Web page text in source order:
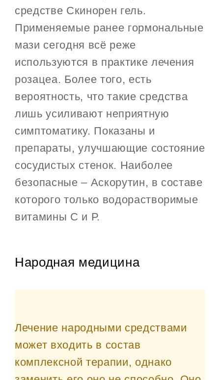
средстве Скинорен гель.
Применяемые ранее гормональные
мази сегодня всё реже
используются в практике лечения
розацеа. Более того, есть
вероятность, что такие средства
лишь усиливают неприятную
симптоматику. Показаны и
препараты, улучшающие состояние
сосудистых стенок. Наиболее
безопасные – Аскорутин, в составе
которого только водорастворимые
витамины С и Р.
Народная медицина
Лечение народными средствами
может входить в состав
комплексной терапии, однако